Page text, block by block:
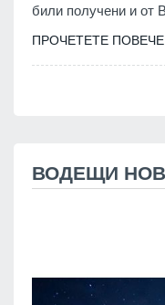
били получени и от
ПРОЧЕТЕТЕ ПОВЕЧЕ
ВОДЕЩИ